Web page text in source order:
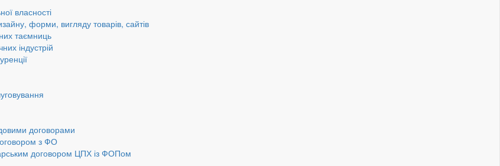
власності
форми, вигляду товарів, сайтів
таємниць
індустрій
договорами
з ФО
договором ЦПХ із ФОПом